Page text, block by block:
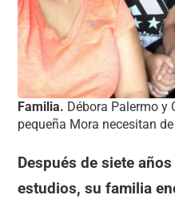
Familia. Débora Palermo y
pequeña Mora necesitan
Después de siete
estudios, su familia